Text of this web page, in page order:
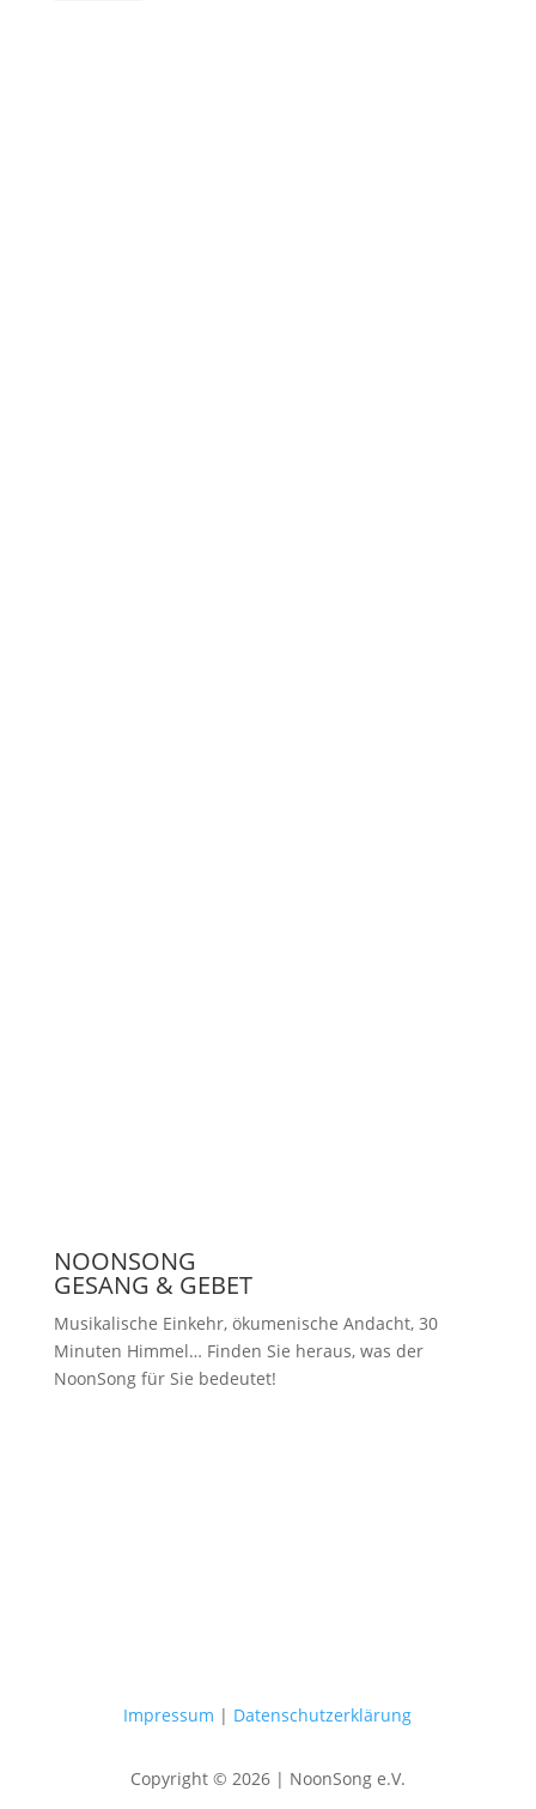
NOONSONG
GESANG & GEBET
Musikalische Einkehr, ökumenische Andacht, 30
Minuten Himmel… Finden Sie heraus, was der
NoonSong für Sie bedeutet!
Impressum | Datenschutzerklärung
Copyright © 2026 | NoonSong e.V.